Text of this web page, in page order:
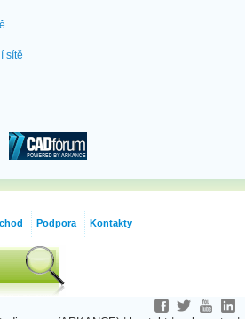
sítě
Podpora Kontakty